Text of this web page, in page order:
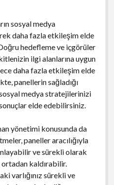
sosyal medya
daha fazla etkileşim elde
hedefleme ve içgörüler
ilgi alanlarına uygun
daha fazla etkileşim elde
panellerin sağladığı
medya stratejilerinizi
elde edebilirsiniz.
yönetimi konusunda da
paneller aracılığıyla
ve sürekli olarak
ortadan kaldırabilir.
varlığınız sürekli ve